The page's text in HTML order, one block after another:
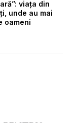
viața din
unde au mai
oameni